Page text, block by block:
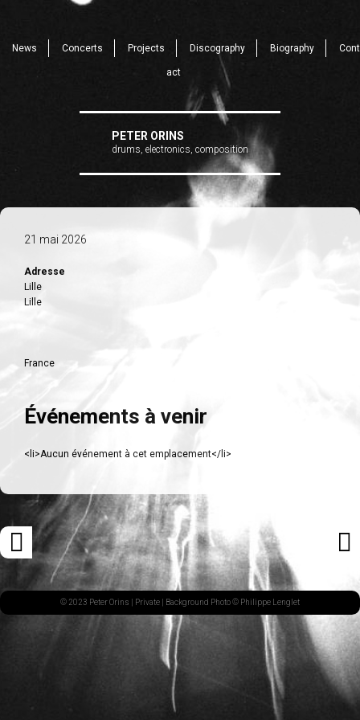
News Concerts Projects Discography Biography Cont
act
PETER ORINS
drums, electronics, composition
21 mai 2026
Adresse
Lille
Lille
France
Événements à venir
<li>Aucun événement à cet emplacement</li>
Navigation
des
articles
ARTICLE
PRÉCÉDENT© 2023 Peter Orins | Private | Background Photo © Philippe Lenglet